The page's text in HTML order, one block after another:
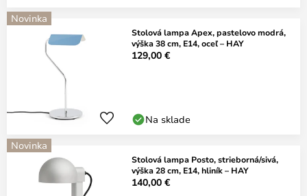
Novinka
Stolová lampa Apex, pastelovo modrá,
výška 38 cm, E14, oceľ – HAY
129,00 €
Na sklade
Novinka
Stolová lampa Posto, strieborná/sivá,
výška 28 cm, E14, hliník – HAY
140,00 €